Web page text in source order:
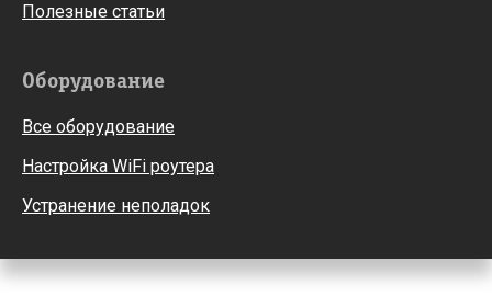
Полезные статьи
Оборудование
Все оборудование
Настройка WiFi роутера
Устранение неполадок